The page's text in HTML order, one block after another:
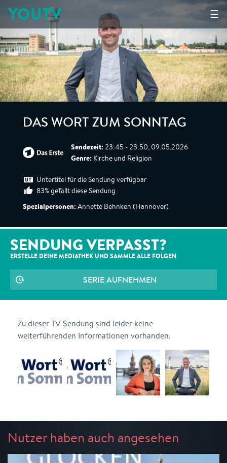
☰
YOUTV
DAS WORT ZUM SONNTAG
Sendezeit: 23:45 - 23:50, 09.05.2026
Genre: Kirche und Religion
Untertitel für die Sendung verfügbar
83% gefällt diese Sendung
Spezialpersonen: Annette Behnken (Hannover)
SENDUNG VERPASST?
ERSTELLE DEINE MEDIATHEK UND SAMMLE ALLE FOLGEN
SERIE AUFNEHMEN
Zu dieser TV Sendung sind leider keine
weiterführenden Informationen vorhanden.
Nutzer haben auch angesehen